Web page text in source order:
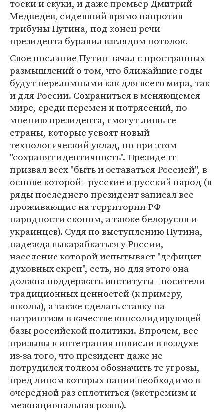
тоски и скуки, и даже премьер Дмитрий
Медведев, сидевший прямо напротив
трибуны Путина, под конец речи
президента буравил взглядом потолок.
Свое послание Путин начал с пространных
размышлений о том, что ближайшие годы
будут переломными как для всего мира, так
и для России. Сохраниться в меняющемся
мире, среди перемен и потрясений, по
мнению президента, смогут лишь те
страны, которые усвоят новый
технологический уклад, но при этом
"сохранят идентичность". Президент
призвал всех "быть и оставаться Россией", в
основе которой - русские и русский народ (в
ряды последнего президент записал все
проживающие на территории РФ
народности скопом, а также белорусов и
украинцев). Судя по выступлению Путина,
надежда выкарабкаться у России,
население которой испытывает "дефицит
духовных скреп", есть, но для этого она
должна поддержать институты - носители
традиционных ценностей (к примеру,
школы), а также сделать ставку на
патриотизм в качестве консолидирующей
базы российской политики. Впрочем, все
призывы к интеграции повисли в воздухе
из-за того, что президент даже не
потрудился толком обозначить те угрозы,
пред лицом которых нации необходимо в
очередной раз сплотиться (экстремизм и
межнациональная рознь).